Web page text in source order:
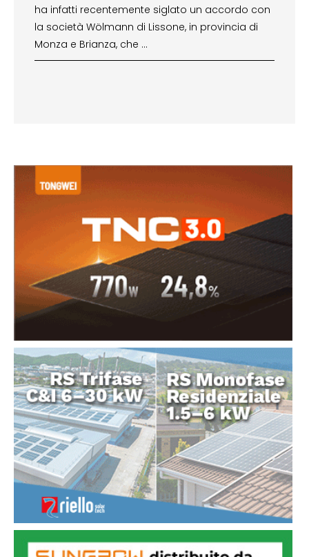
ha infatti recentemente siglato un accordo con
la società Wölmann di Lissone, in provincia di
Monza e Brianza, che …